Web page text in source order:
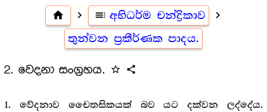
home navigate_next toc අභිධර්ම චන්ද්‍රිකාව navigate_next
තුන්වන ප්‍රකීර්ණක පාදය.
2. වෙදනා සංග්‍රහය. star_outline share
1. වේදනාව චෛතසිකයක් බව යට දක්වන ලද්දේය.